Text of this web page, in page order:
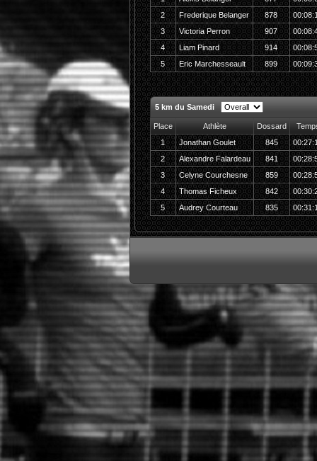
2
Frederique Belanger 878
3
Victoria Perron 907
4
Liam Pinard 914
5
Eric Marchesseault 899
5 km du Samedi
Place Athlète Dossard
1
Jonathan Goulet 845
2
Alexandre Falardeau 841
3
Celyne Courchesne 859
4
Thomas Ficheux 842
5
Audrey Courteau 835